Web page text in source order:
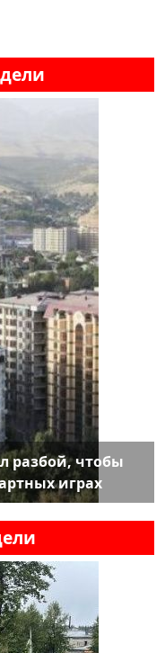
разбой, чтобы
играх